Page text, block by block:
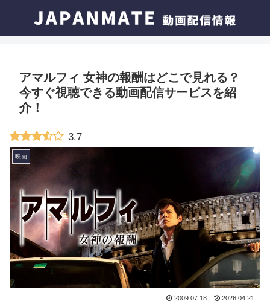
アマルフィ 女神の報酬はどこで見れる？
今すぐ視聴できる動画配信サービスを紹
介！
3.7
映画
2009.07.18 2026.04.21